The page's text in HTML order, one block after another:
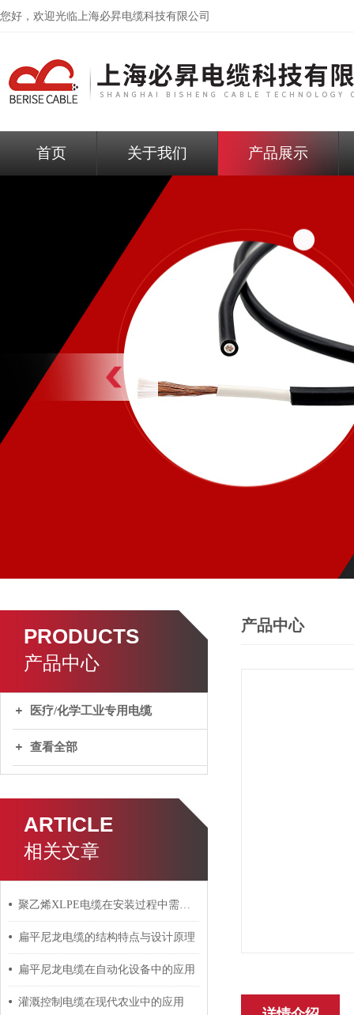
您好，欢迎光临上海必昇电缆科技有限公司
首页 关于我们 产品展示
PRODUCTS
产品中心
医疗/化学工业专用电缆
查看全部
ARTICLE
相关文章
聚乙烯XLPE电缆在安装过程中需要注意哪些事项？
扁平尼龙电缆的结构特点与设计原理
扁平尼龙电缆在自动化设备中的应用
灌溉控制电缆在现代农业中的应用
产品中心